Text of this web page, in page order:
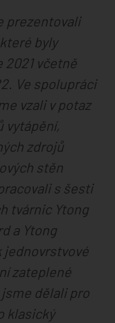
prezentovali
byly
2021 včetně
Ve spolupráci
vzali v potaz
vytápění,
zdrojů
stěn
s šesti
tvárnic Ytong
a Ytong
jednovrstvové
zateplené
dělali pro
klasický